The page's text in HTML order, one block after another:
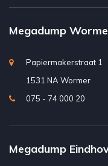
Megadump
Papiermakerstraat 1
1531 NA Wormer
075 - 74 000 20
Megadump